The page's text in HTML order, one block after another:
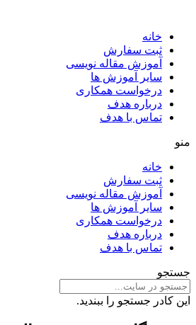
خانه
ثبت سفارش
آموزش مقاله نویسی
سایر آموزش ها
درخواست همکاری
درباره هدف
تماس با هدف
منو
خانه
ثبت سفارش
آموزش مقاله نویسی
سایر آموزش ها
درخواست همکاری
درباره هدف
تماس با هدف
جستجو
این کادر جستجو را ببندید.